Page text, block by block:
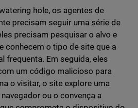
hole, os agentes de
precisam seguir uma série de
precisam pesquisar o alvo e
conhecem o tipo de site que a
frequenta. Em seguida, eles
um código malicioso para
o visitar, o site explore uma
ou o convença a